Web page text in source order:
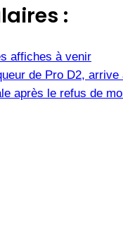
:
affiches à venir
de Pro D2, arrive
après le refus de